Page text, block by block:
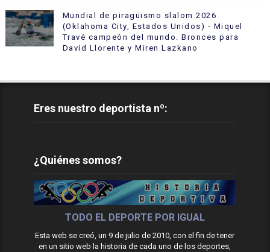
Mundial de piragüismo slalom 2026
(Oklahoma City, Estados Unidos) - Miquel
Travé campeón del mundo. Bronces para
David Llorente y Miren Lazkano
Eres nuestro deportista nº:
¿Quiénes somos?
TODO EL DEPORTE POR IGUAL
Esta web se creó, un 9 de julio de 2010, con el fin de tener
en un sitio web la historia de cada uno de los deportes,